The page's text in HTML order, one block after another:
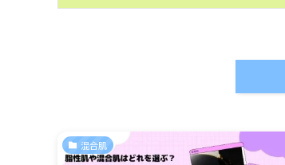
混合肌